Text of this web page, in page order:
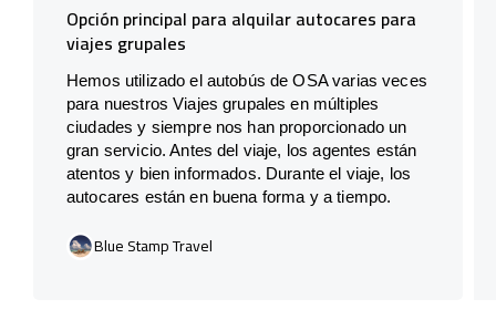
Opción principal para alquilar autocares para
viajes grupales
Hemos utilizado el autobús de OSA varias veces
para nuestros Viajes grupales en múltiples
ciudades y siempre nos han proporcionado un
gran servicio. Antes del viaje, los agentes están
atentos y bien informados. Durante el viaje, los
autocares están en buena forma y a tiempo.
Blue Stamp Travel